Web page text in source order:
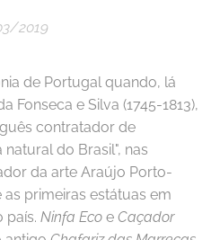
2019
de Portugal quando, lá
Fonseca e Silva (1745-1813),
contratador de
do Brasil", nas
da arte Araújo Porto-
as primeiras estátuas em
país. Ninfa Eco e Caçador